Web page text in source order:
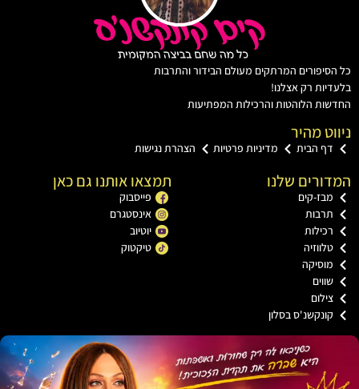
המרתקים מעולם הבידור והתרבות
רק אצלנו!
הלוהטות והרכילות המפתיעות
מהיר
הבית מדיניות פרטיות הצהרת נגישות
שלנו
קים
בסלון
תמצאו אותנו גם כאן
פייסבוק
אינסטגרם
יוטיוב
טיקטוק